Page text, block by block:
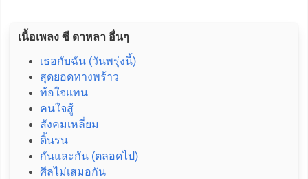
เนื้อเพลง ซี ดาหลา อื่นๆ
เธอกับฉัน (วันพรุ่งนี้)
สุดยอดทางพร้าว
ท้อใจแทน
คนใจสู้
สังคมเหลี่ยม
ดิ้นรน
กันและกัน (ตลอดไป)
ศีลไม่เสมอกัน